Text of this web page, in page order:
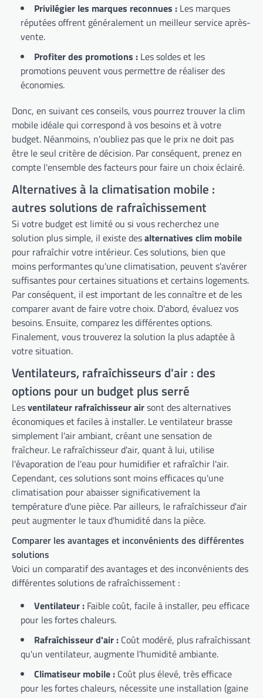
Privilégier les marques reconnues : Les marques
réputées offrent généralement un meilleur service après-
vente.
Profiter des promotions : Les soldes et les
promotions peuvent vous permettre de réaliser des
économies.
Donc, en suivant ces conseils, vous pourrez trouver la clim
mobile idéale qui correspond à vos besoins et à votre
budget. Néanmoins, n'oubliez pas que le prix ne doit pas
être le seul critère de décision. Par conséquent, prenez en
compte l'ensemble des facteurs pour faire un choix éclairé.
Alternatives à la climatisation mobile :
autres solutions de rafraîchissement
Si votre budget est limité ou si vous recherchez une
solution plus simple, il existe desalternatives clim mobile
pour rafraîchir votre intérieur. Ces solutions, bien que
moins performantes qu'une climatisation, peuvent s'avérer
suffisantes pour certaines situations et certains logements.
Par conséquent, il est important de les connaître et de les
comparer avant de faire votre choix. D'abord, évaluez vos
besoins. Ensuite, comparez les différentes options.
Finalement, vous trouverez la solution la plus adaptée à
votre situation.
Ventilateurs, rafraîchisseurs d'air : des
options pour un budget plus serré
Lesventilateur rafraîchisseur airsont des alternatives
économiques et faciles à installer. Le ventilateur brasse
simplement l'air ambiant, créant une sensation de
fraîcheur. Le rafraîchisseur d'air, quant à lui, utilise
l'évaporation de l'eau pour humidifier et rafraîchir l'air.
Cependant, ces solutions sont moins efficaces qu'une
climatisation pour abaisser significativement la
température d'une pièce. Par ailleurs, le rafraîchisseur d'air
peut augmenter le taux d'humidité dans la pièce.
Comparer les avantages et inconvénients des différentes
solutions
Voici un comparatif des avantages et des inconvénients des
différentes solutions de rafraîchissement :
Ventilateur : Faible coût, facile à installer, peu efficace
pour les fortes chaleurs.
Rafraîchisseur d'air : Coût modéré, plus rafraîchissant
qu'un ventilateur, augmente l'humidité ambiante.
Climatiseur mobile : Coût plus élevé, très efficace
pour les fortes chaleurs, nécessite une installation (gaine